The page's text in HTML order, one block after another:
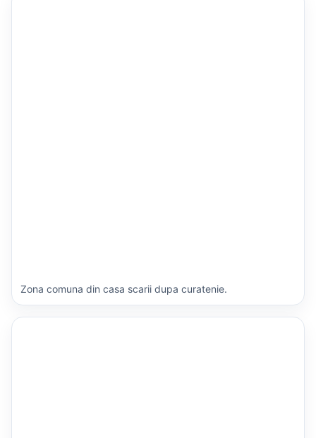
Zona comuna din casa scarii dupa curatenie.